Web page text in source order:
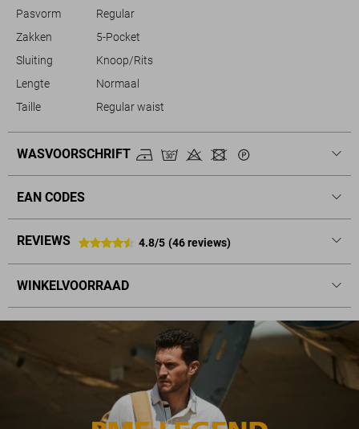
Pasvorm
Regular
Zakken
5-Pocket
Sluiting
Knoop/Rits
Lengte
Normaal
Taille
Regular waist
WASVOORSCHRIFT
EAN CODES
REVIEWS 4.8/5 (46 reviews)
WINKELVOORRAAD